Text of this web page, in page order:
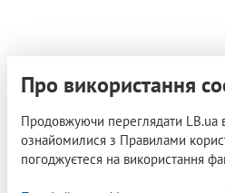
Про використання
Продовжуючи переглядати LB.ua
ознайомилися з Правилами
погоджуєтеся на використання